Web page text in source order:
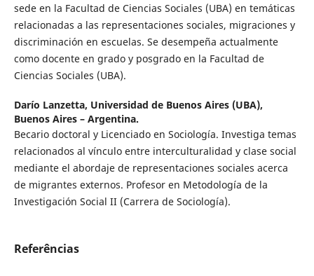
sede en la Facultad de Ciencias Sociales (UBA) en temáticas
relacionadas a las representaciones sociales, migraciones y
discriminación en escuelas. Se desempeña actualmente
como docente en grado y posgrado en la Facultad de
Ciencias Sociales (UBA).
Darío Lanzetta, Universidad de Buenos Aires (UBA),
Buenos Aires – Argentina.
Becario doctoral y Licenciado en Sociología. Investiga temas
relacionados al vínculo entre interculturalidad y clase social
mediante el abordaje de representaciones sociales acerca
de migrantes externos. Profesor en Metodología de la
Investigación Social II (Carrera de Sociología).
Referências